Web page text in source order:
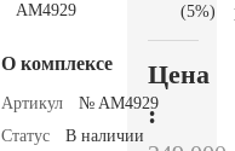
О комплексе
Артикул
№ AM4929
Статус
В наличии
(5%)
Цена
: